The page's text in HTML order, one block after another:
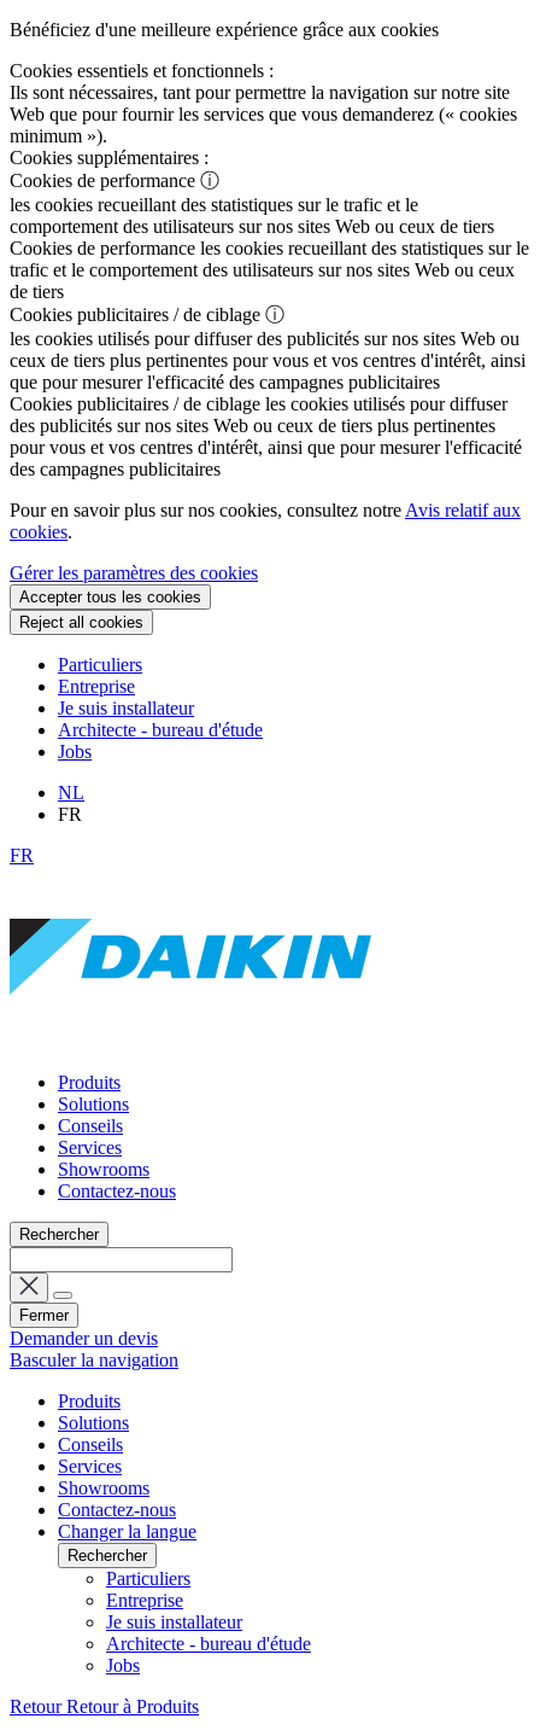
Bénéficiez d'une meilleure expérience grâce aux cookies
Cookies essentiels et fonctionnels :
Ils sont nécessaires, tant pour permettre la navigation sur notre site
Web que pour fournir les services que vous demanderez (« cookies
minimum »).
Cookies supplémentaires :
Cookies de performance ⓘ
les cookies recueillant des statistiques sur le trafic et le
comportement des utilisateurs sur nos sites Web ou ceux de tiers
Cookies de performance les cookies recueillant des statistiques sur le
trafic et le comportement des utilisateurs sur nos sites Web ou ceux
de tiers
Cookies publicitaires / de ciblage ⓘ
les cookies utilisés pour diffuser des publicités sur nos sites Web ou
ceux de tiers plus pertinentes pour vous et vos centres d'intérêt, ainsi
que pour mesurer l'efficacité des campagnes publicitaires
Cookies publicitaires / de ciblage les cookies utilisés pour diffuser
des publicités sur nos sites Web ou ceux de tiers plus pertinentes
pour vous et vos centres d'intérêt, ainsi que pour mesurer l'efficacité
des campagnes publicitaires
Pour en savoir plus sur nos cookies, consultez notre Avis relatif aux
cookies.
Gérer les paramètres des cookies
Accepter tous les cookies
Reject all cookies
Particuliers
Entreprise
Je suis installateur
Architecte - bureau d'étude
Jobs
NL
FR
FR
Produits
Solutions
Conseils
Services
Showrooms
Contactez-nous
Rechercher
Fermer
Demander un devis
Basculer la navigation
Produits
Solutions
Conseils
Services
Showrooms
Contactez-nous
Changer la langue
Rechercher
Particuliers
Entreprise
Je suis installateur
Architecte - bureau d'étude
Jobs
Retour Retour à Produits